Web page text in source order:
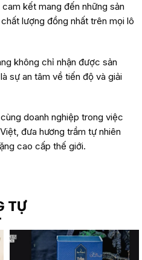
kết mang đến những sản
lượng đồng nhất trên mọi lô
không chỉ nhận được sản
sự an tâm về tiến độ và giải
doanh nghiệp trong việc
đưa hương trầm tự nhiên
cao cấp thế giới.
TỰ